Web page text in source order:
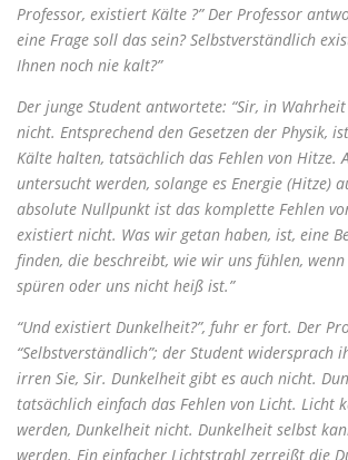
Professor, existiert Kälte ?” Der Professor
eine Frage soll das sein? Selbstverständlich
Ihnen noch nie kalt?”
Der junge Student antwortete: “Sir, in
nicht. Entsprechend den Gesetzen der Physik,
Kälte halten, tatsächlich das Fehlen von Hitze.
untersucht werden, solange es Energie (Hitze)
absolute Nullpunkt ist das komplette Fehlen
existiert nicht. Was wir getan haben, ist, eine
finden, die beschreibt, wie wir uns fühlen,
spüren oder uns nicht heiß ist.”
“Und existiert Dunkelheit?”, fuhr er fort. Der
“Selbstverständlich”; der Student widersprach
irren Sie, Sir. Dunkelheit gibt es auch nicht.
tatsächlich einfach das Fehlen von Licht. Licht
werden, Dunkelheit nicht. Dunkelheit selbst
werden. Ein einfacher Lichtstrahl zerreißt die